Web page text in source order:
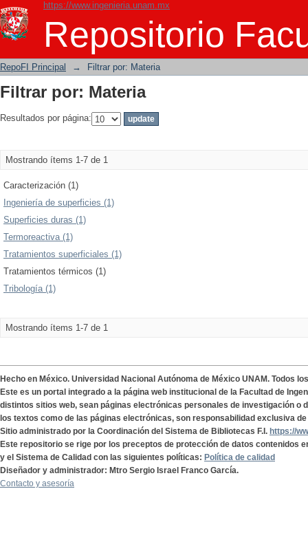
https://www.ingenieria.unam.mx
Repositorio
Filtrar por: Materia
RepoFI Principal → Filtrar por: Materia
Filtrar por: Materia
Resultados por página:
Mostrando ítems 1-7 de 1
Caracterización (1)
Ingeniería de superficies (1)
Superficies duras (1)
Termoreactiva (1)
Tratamientos superficiales (1)
Tratamientos térmicos (1)
Tribología (1)
Mostrando ítems 1-7 de 1
Hecho en México. Universidad Nacional Autónoma de México UNAM. Todos
Este es un portal integrado a la página web institucional de la Facultad de
distintos sitios web, sean páginas electrónicas personales de investigación o
los textos como de las páginas electrónicas, son responsabilidad exclusiva
Sitio administrado por la Coordinación del Sistema de Bibliotecas F.I. https://
Este repositorio se rige por los preceptos de protección de datos contenidos
y el Sistema de Calidad con las siguientes políticas: Política de calidad
Diseñador y administrador: Mtro Sergio Israel Franco García.
Contacto y asesoría